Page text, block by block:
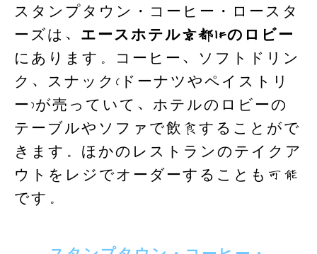
スタンプタウン・コーヒー・ロースタ
ーズは、 エースホテル京都1Fのロビー
にあります。コーヒー、ソフトドリン
ク、スナック(ドーナツやペイストリ
ー)が売っていて、ホテルのロビーの
テーブルやソファで飲食することがで
きます。ほかのレストランのテイクア
ウトをレジでオーダーすることも可能
です。